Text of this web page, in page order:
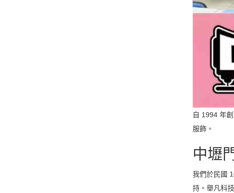
自 1994 年
服飾。
中壢
我們於民國
持。舉凡科